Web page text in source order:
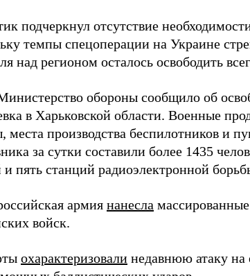
подчеркнул отсутствие
темпы спецоперации на Украине
над регионом осталось освободить
обороны сообщило об
в Харьковской области. Военные
места производства беспилотников и
за сутки составили более 1435
и пять станций радиоэлектронной
армия нанесла
войск.
охарактеризовали недавнюю атаку